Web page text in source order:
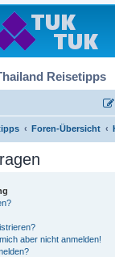
Reisetipps
Foren-Übersicht
aber nicht anmelden!